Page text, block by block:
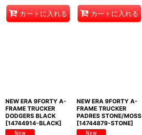
カートに入れる カートに入れる
NEW ERA 9FORTY A-
FRAME TRUCKER
DODGERS BLACK
[14744914-BLACK]
NEW ERA 9FORTY A-
FRAME TRUCKER
PADRES STONE/MOSS
[14744879-STONE]